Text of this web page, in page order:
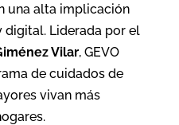
una alta implicación
Liderada por el
Vilar, GEVO
de cuidados de
vivan más